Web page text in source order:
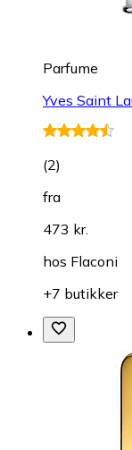
Parfume
Yves Saint
(2)
fra
473 kr.
hos Flaconi
+7 butikker